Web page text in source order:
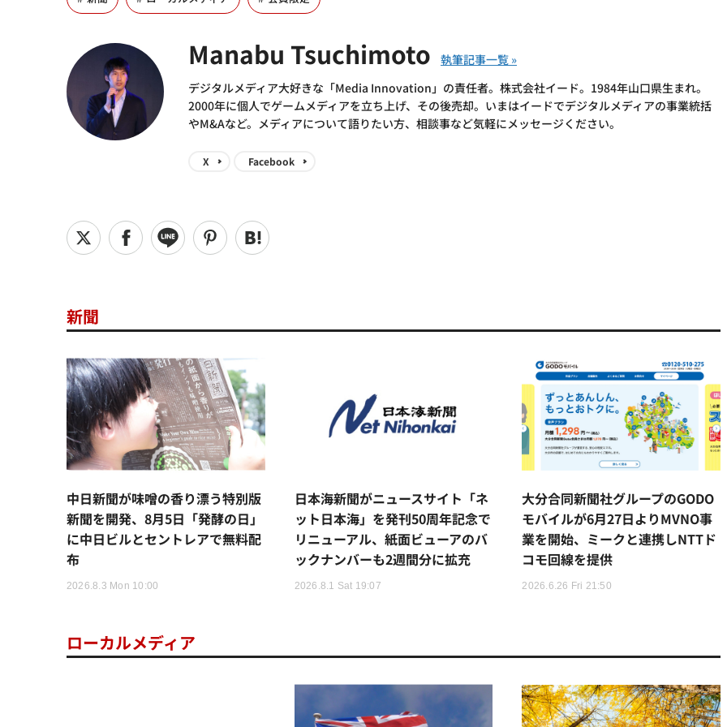
Manabu Tsuchimoto
デジタルメディア大好きな「Media Innovation」の責任者。株式会社イード。1984年山口県生まれ。
2000年に個人でゲームメディアを立ち上げ、その後売却。いまはイードでデジタルメディアの事業統括
やM&Aなど。メディアについて語りたい方、相談事など気軽にメッセージください。
X Facebook
新聞
中日新聞が味噌の香り漂う特別版
新聞を開発、8月5日「発酵の日」
に中日ビルとセントレアで無料配
布
2026.8.3 Mon 10:00
日本海新聞がニュースサイト「ネ
ット日本海」を発刊50周年記念で
リニューアル、紙面ビューアのバ
ックナンバーも2週間分に拡充
2026.8.1 Sat 19:07
大分合同新聞社グループのGODO
モバイルが6月27日よりMVNO事
業を開始、ミークと連携しNTTド
コモ回線を提供
2026.6.26 Fri 21:50
ローカルメディア